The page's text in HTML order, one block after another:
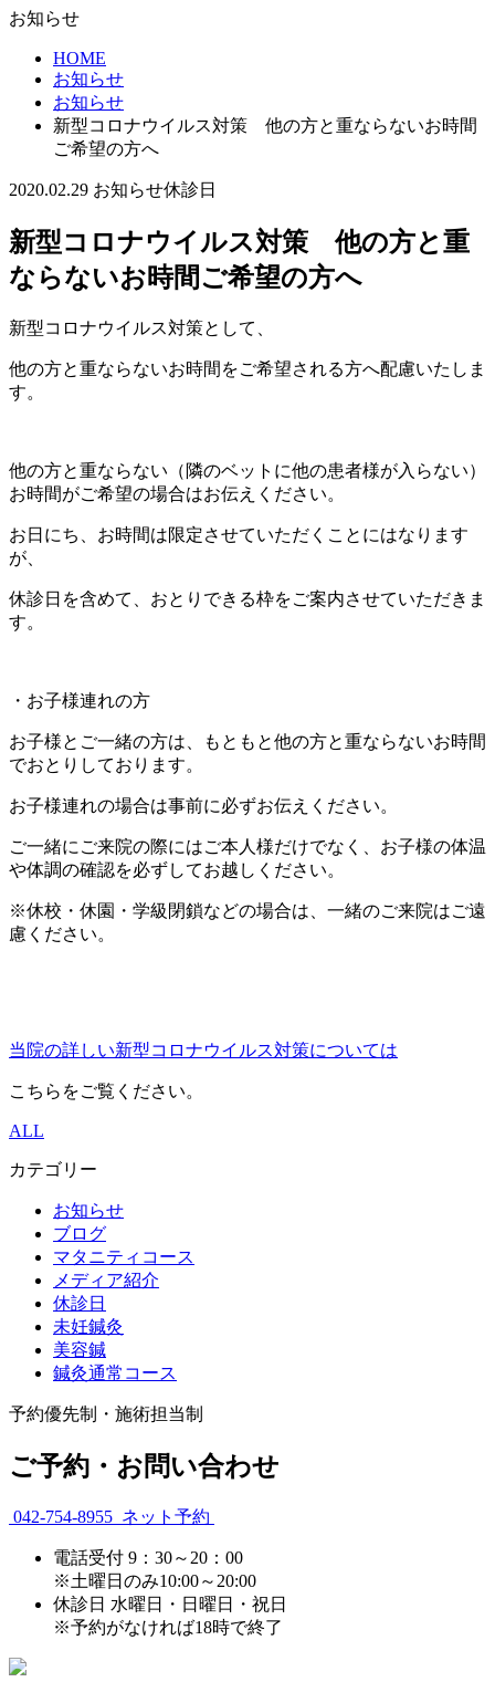
お知らせ
HOME
お知らせ
お知らせ
新型コロナウイルス対策 他の方と重ならないお時間
ご希望の方へ
2020.02.29 お知らせ休診日
新型コロナウイルス対策 他の方と重
ならないお時間ご希望の方へ
新型コロナウイルス対策として、
他の方と重ならないお時間をご希望される方へ配慮いたしま
す。
他の方と重ならない（隣のベットに他の患者様が入らない）
お時間がご希望の場合はお伝えください。
お日にち、お時間は限定させていただくことにはなります
が、
休診日を含めて、おとりできる枠をご案内させていただきま
す。
・お子様連れの方
お子様とご一緒の方は、もともと他の方と重ならないお時間
でおとりしております。
お子様連れの場合は事前に必ずお伝えください。
ご一緒にご来院の際にはご本人様だけでなく、お子様の体温
や体調の確認を必ずしてお越しください。
※休校・休園・学級閉鎖などの場合は、一緒のご来院はご遠
慮ください。
当院の詳しい新型コロナウイルス対策については
こちらをご覧ください。
ALL
カテゴリー
お知らせ
ブログ
マタニティコース
メディア紹介
休診日
未妊鍼灸
美容鍼
鍼灸通常コース
予約優先制・施術担当制
ご予約・お問い合わせ
042-754-8955 ネット予約
電話受付 9：30～20：00
※土曜日のみ10:00～20:00
休診日 水曜日・日曜日・祝日
※予約がなければ18時で終了